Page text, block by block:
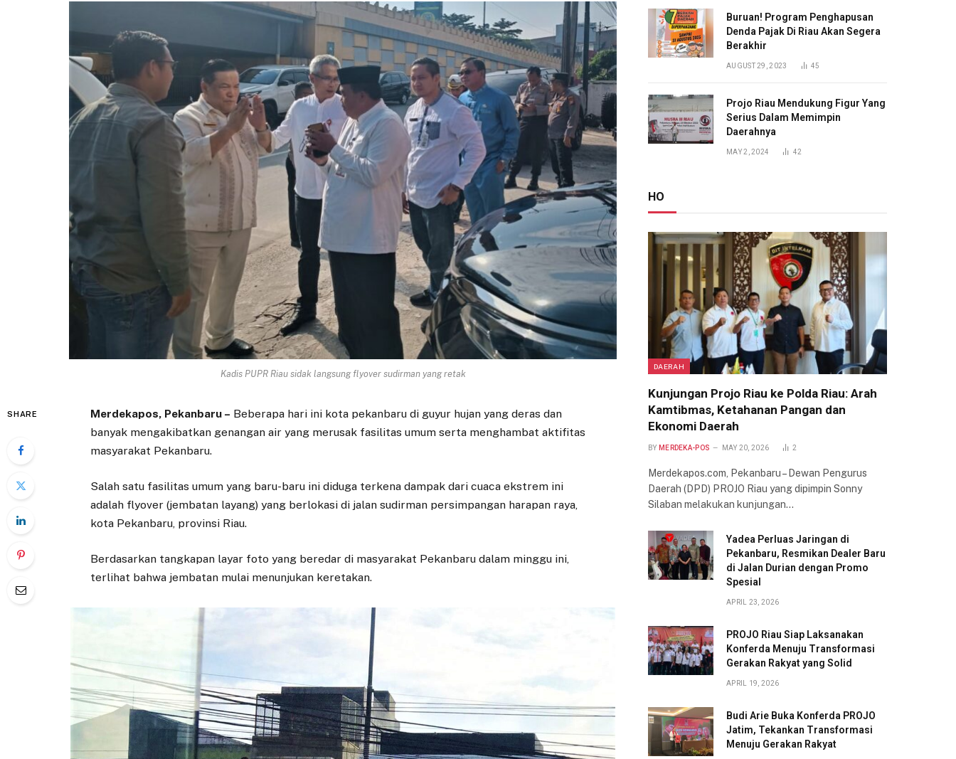
Kadis PUPR Riau sidak langsung flyover sudirman yang retak
SHARE Merdekapos, Pekanbaru – Beberapa hari ini kota pekanbaru di guyur hujan yang deras dan
banyak mengakibatkan genangan air yang merusak fasilitas umum serta menghambat aktifitas
masyarakat Pekanbaru.
Salah satu fasilitas umum yang baru-baru ini diduga terkena dampak dari cuaca ekstrem ini
adalah flyover (jembatan layang) yang berlokasi di jalan sudirman persimpangan harapan raya,
kota Pekanbaru, provinsi Riau.
Berdasarkan tangkapan layar foto yang beredar di masyarakat Pekanbaru dalam minggu ini,
terlihat bahwa jembatan mulai menunjukan keretakan.
Buruan! Program Penghapusan
Denda Pajak Di Riau Akan Segera
Berakhir
AUGUST 29, 2023 45
Projo Riau Mendukung Figur Yang
Serius Dalam Memimpin
Daerahnya
MAY 2, 2024 42
HO
DAERAH
Kunjungan Projo Riau ke Polda Riau: Arah
Kamtibmas, Ketahanan Pangan dan
Ekonomi Daerah
BY MERDEKA-POS MAY 20, 2026 2
Merdekapos.com, Pekanbaru – Dewan Pengurus
Daerah (DPD) PROJO Riau yang dipimpin Sonny
Silaban melakukan kunjungan…
Yadea Perluas Jaringan di
Pekanbaru, Resmikan Dealer Baru
di Jalan Durian dengan Promo
Spesial
APRIL 23, 2026
PROJO Riau Siap Laksanakan
Konferda Menuju Transformasi
Gerakan Rakyat yang Solid
APRIL 19, 2026
Budi Arie Buka Konferda PROJO
Jatim, Tekankan Transformasi
Menuju Gerakan Rakyat